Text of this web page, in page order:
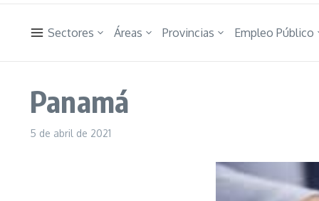
Sectores Áreas Provincias Empleo Público
Panamá
5 de abril de 2021